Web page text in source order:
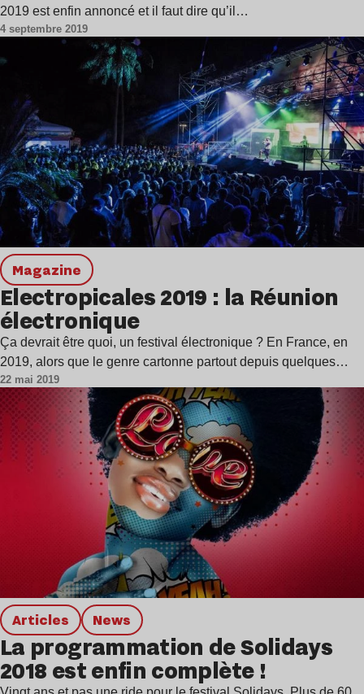
2019 est enfin annoncé et il faut dire qu’il…
4 septembre 2019
magazine
Electropicales 2019 : la Réunion
électronique
Ça devrait être quoi, un festival électronique ? En France, en
2019, alors que le genre cartonne partout depuis quelques…
22 mai 2019
Articles news
La programmation de Solidays
2018 est enfin complète !